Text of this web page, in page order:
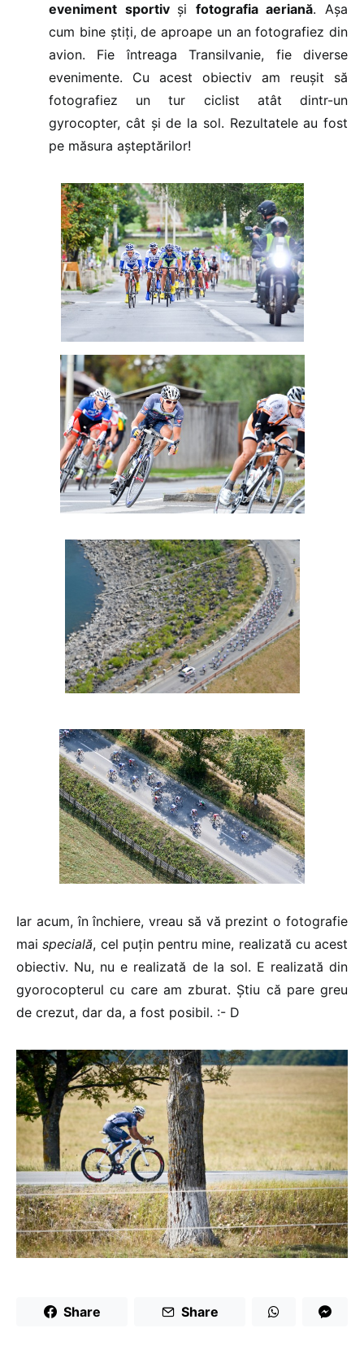
eveniment sportiv și fotografia aeriană. Așa
cum bine știți, de aproape un an fotografiez din
avion. Fie întreaga Transilvanie, fie diverse
evenimente. Cu acest obiectiv am reușit să
fotografiez un tur ciclist atât dintr-un
gyrocopter, cât și de la sol. Rezultatele au fost
pe măsura așteptărilor!
Iar acum, în închiere, vreau să vă prezint o fotografie
maispecială, cel puțin pentru mine, realizată cu acest
obiectiv. Nu, nu e realizată de la sol. E realizată din
gyorocopterul cu care am zburat. Știu că pare greu
de crezut, dar da, a fost posibil. :- D
Share Share